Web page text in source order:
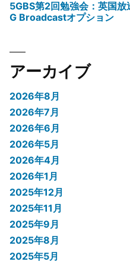
5GBS第2回勉強会：英国
G Broadcastオプション
アーカイブ
2026年8月
2026年7月
2026年6月
2026年5月
2026年4月
2026年1月
2025年12月
2025年11月
2025年9月
2025年8月
2025年5月